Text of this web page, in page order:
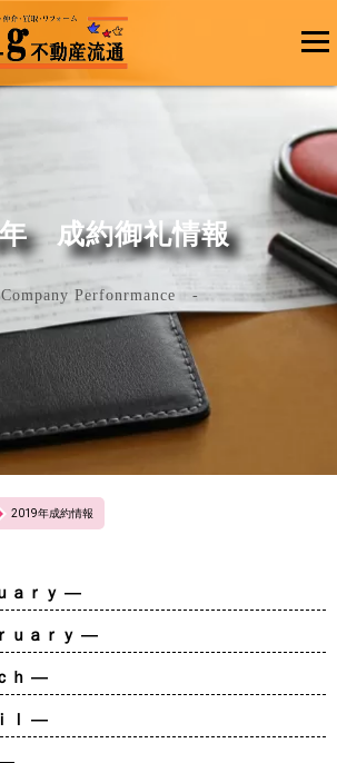
メインメ
年 成約御礼情報
Perfonrmance -
2019年成約情報
ａｒｙ ―
ｕａｒｙ ―
ｈ ―
ｌ ―